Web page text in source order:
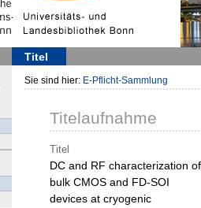
Titel
Sie sind hier: E-Pflicht-Sammlung
Titelaufnahme
Titel
DC and RF characterization of
bulk CMOS and FD-SOI
devices at cryogenic